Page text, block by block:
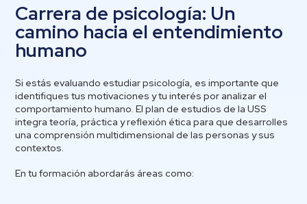
Carrera de psicología: Un
camino hacia el entendimiento
humano
Si estás evaluando estudiar psicología, es importante que
identifiques tus motivaciones y tu interés por analizar el
comportamiento humano. El plan de estudios de la USS
integra teoría, práctica y reflexión ética para que desarrolles
una comprensión multidimensional de las personas y sus
contextos.
En tu formación abordarás áreas como: